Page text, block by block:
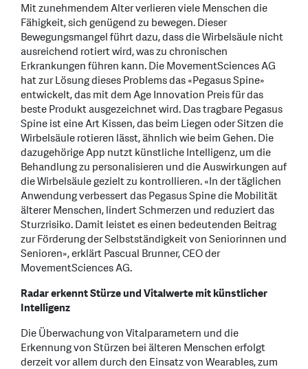
Mit zunehmendem Alter verlieren viele Menschen die
Fähigkeit, sich genügend zu bewegen. Dieser
Bewegungsmangel führt dazu, dass die Wirbelsäule nicht
ausreichend rotiert wird, was zu chronischen
Erkrankungen führen kann. Die MovementSciences AG
hat zur Lösung dieses Problems das «Pegasus Spine»
entwickelt, das mit dem Age Innovation Preis für das
beste Produkt ausgezeichnet wird. Das tragbare Pegasus
Spine ist eine Art Kissen, das beim Liegen oder Sitzen die
Wirbelsäule rotieren lässt, ähnlich wie beim Gehen. Die
dazugehörige App nutzt künstliche Intelligenz, um die
Behandlung zu personalisieren und die Auswirkungen auf
die Wirbelsäule gezielt zu kontrollieren. «In der täglichen
Anwendung verbessert das Pegasus Spine die Mobilität
älterer Menschen, lindert Schmerzen und reduziert das
Sturzrisiko. Damit leistet es einen bedeutenden Beitrag
zur Förderung der Selbstständigkeit von Seniorinnen und
Senioren», erklärt Pascual Brunner, CEO der
MovementSciences AG.
Radar erkennt Stürze und Vitalwerte mit künstlicher
Intelligenz
Die Überwachung von Vitalparametern und die
Erkennung von Stürzen bei älteren Menschen erfolgt
derzeit vor allem durch den Einsatz von Wearables, zum